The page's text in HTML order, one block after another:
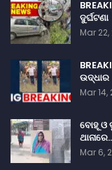
ଦୁର୍ଘଟଣା
Mar
ଉଦ୍ଧାର
Mar 14,
ବୋହୂ ଓ
Mar 6,